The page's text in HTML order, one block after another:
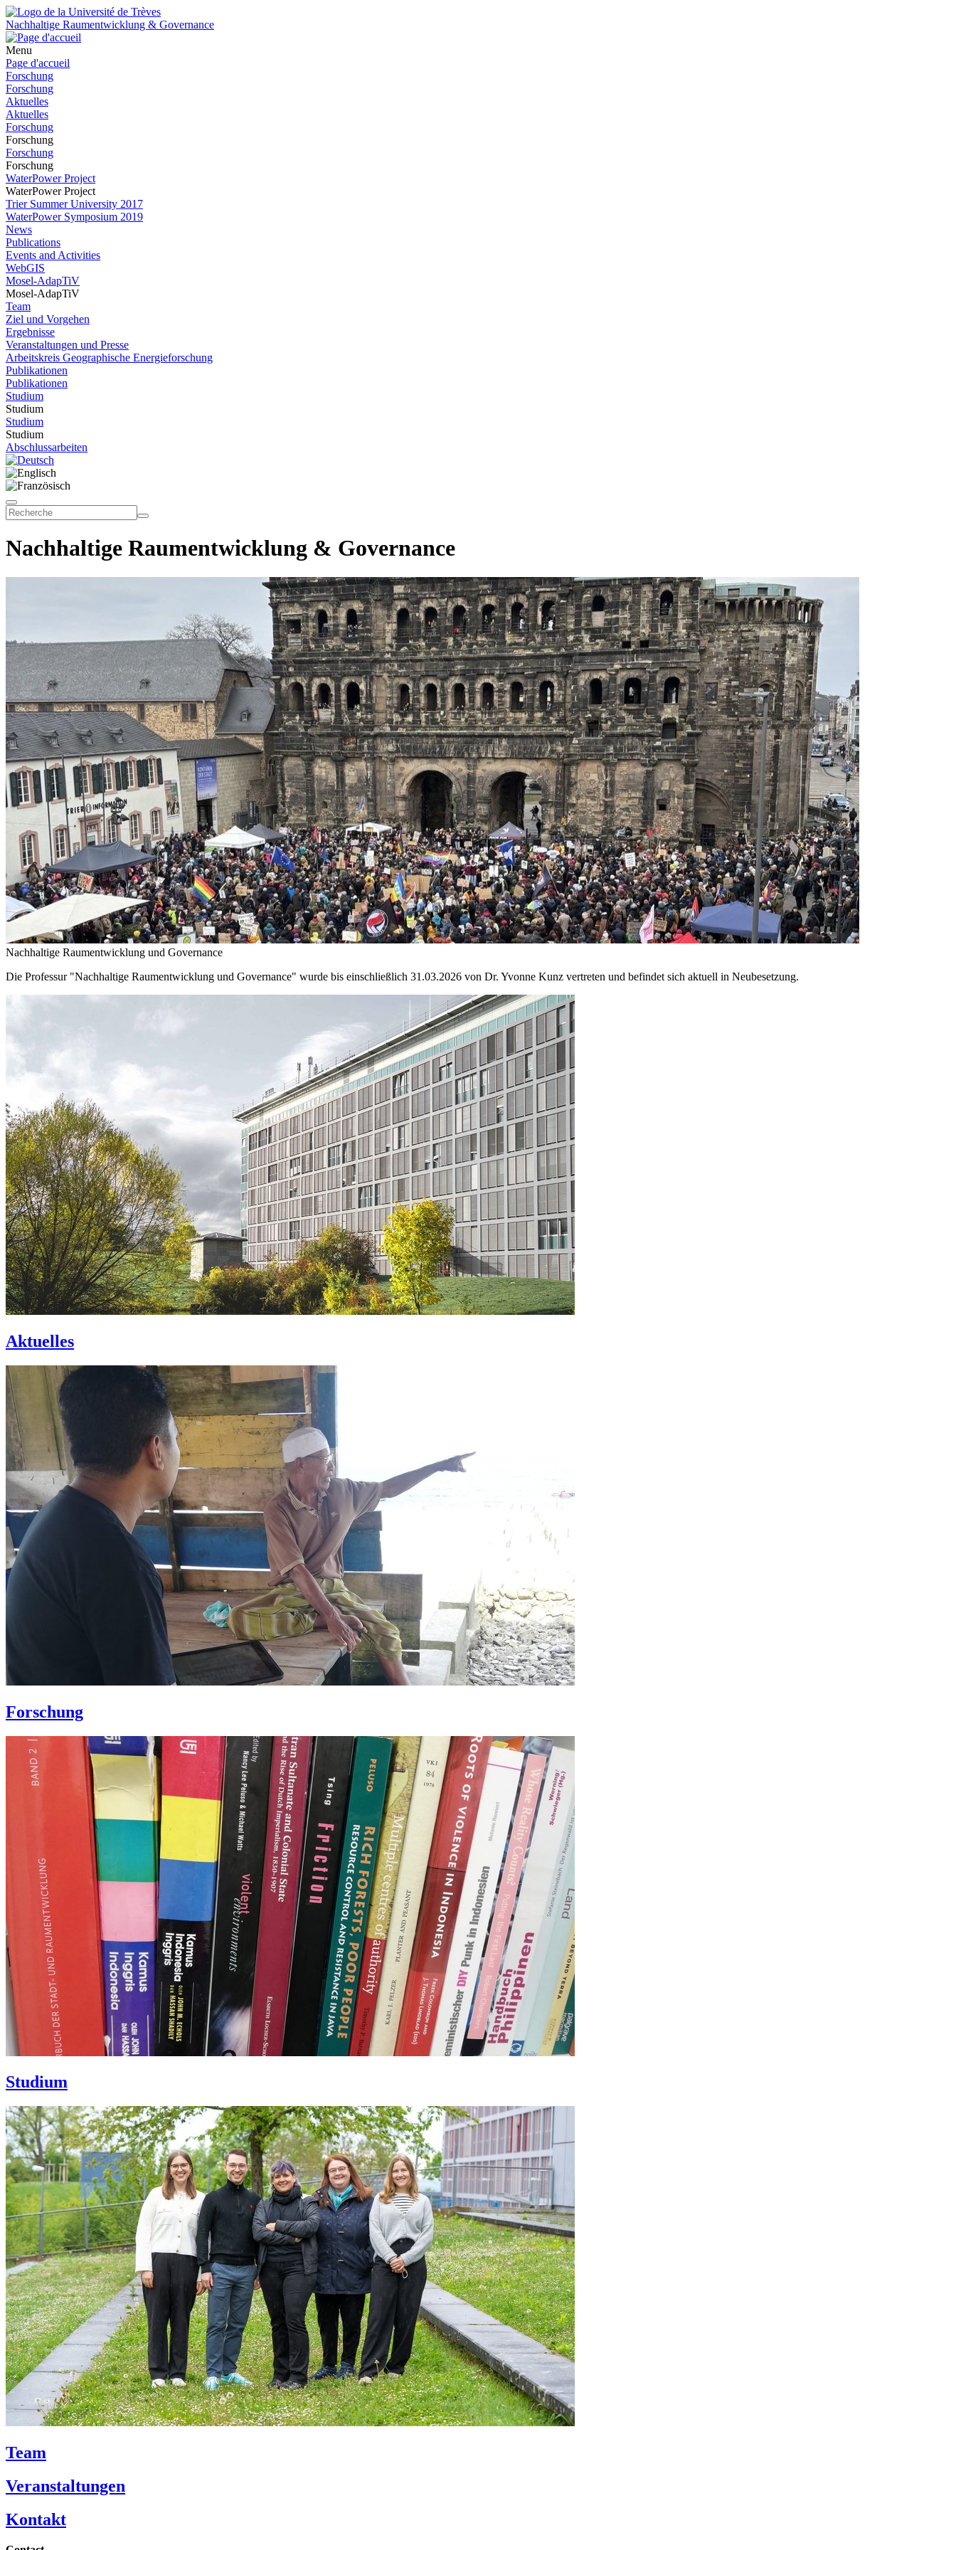
Nachhaltige Raumentwicklung & Governance
Menu
Page d'accueil
Forschung
Forschung
Aktuelles
Aktuelles
Forschung
Forschung
Forschung
Forschung
WaterPower Project
WaterPower Project
Trier Summer University 2017
WaterPower Symposium 2019
News
Publications
Events and Activities
WebGIS
Mosel-AdapTiV
Mosel-AdapTiV
Team
Ziel und Vorgehen
Ergebnisse
Veranstaltungen und Presse
Arbeitskreis Geographische Energieforschung
Publikationen
Publikationen
Studium
Studium
Studium
Studium
Abschlussarbeiten
Nachhaltige Raumentwicklung & Governance
Nachhaltige Raumentwicklung und Governance
Die Professur "Nachhaltige Raumentwicklung und Governance" wurde bis einschließlich 31.03.2026 von Dr. Yvonne Kunz vertreten und befindet sich aktuell in Neubesetzung.
Aktuelles
Forschung
Studium
Team
Veranstaltungen
Kontakt